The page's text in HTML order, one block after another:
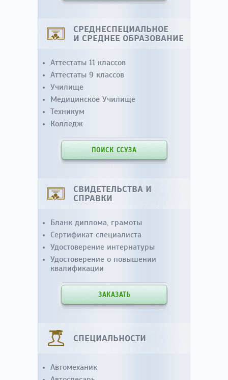
СРЕДНЕСПЕЦИАЛЬНОЕ
И СРЕДНЕЕ ОБРАЗОВАНИЕ
Аттестаты 11 классов
Аттестаты 9 классов
Училище
Медицинское Училище
Техникум
Колледж
ПОИСК ССУЗА
СВИДЕТЕЛЬСТВА И
СПРАВКИ
Бланк диплома, грамоты
Сертификат специалиста
Удостоверение интернатуры
Удостоверение о повышении
квалификации
ЗАКАЗАТЬ
СПЕЦИАЛЬНОСТИ
Автомеханик